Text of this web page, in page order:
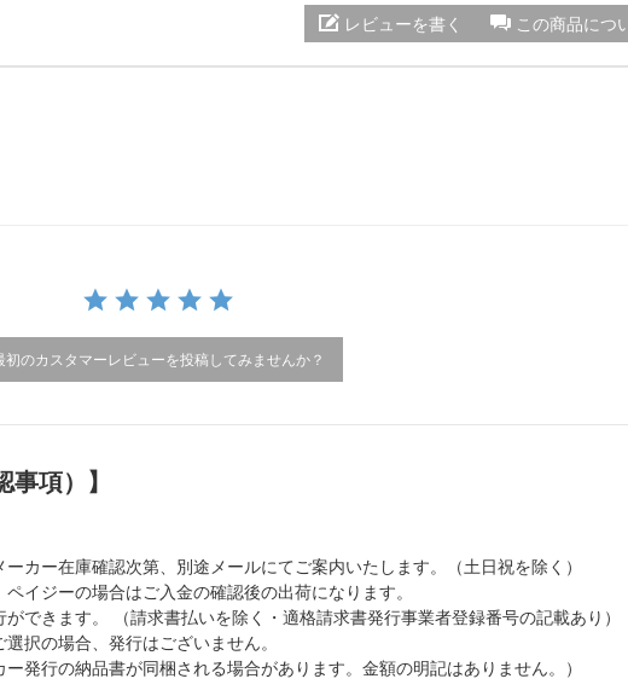
この商品につ
レビューを書く
初のカスタマーレビューを投稿してみませんか？
項）】
カー在庫確認次第、別途メールにてご案内いたします。（土日祝を除く）
イジーの場合はご入金の確認後の出荷になります。
できます。 （請求書払いを除く・適格請求書発行事業者登録番号の記載あり）
択の場合、発行はございません。
発行の納品書が同梱される場合があります。金額の明記はありません。）